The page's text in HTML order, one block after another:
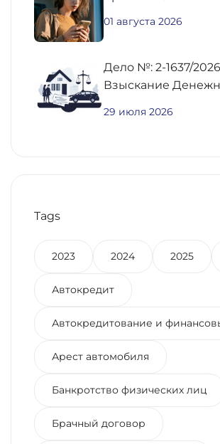
01 августа 2026
Дело №: 2-1637/
Взыскание
29 июля 2026
Tags
2023 2024 2025
Автокредит
Автокредитование и
Арест автомобиля
Банкротство физических лиц
Брачный договор